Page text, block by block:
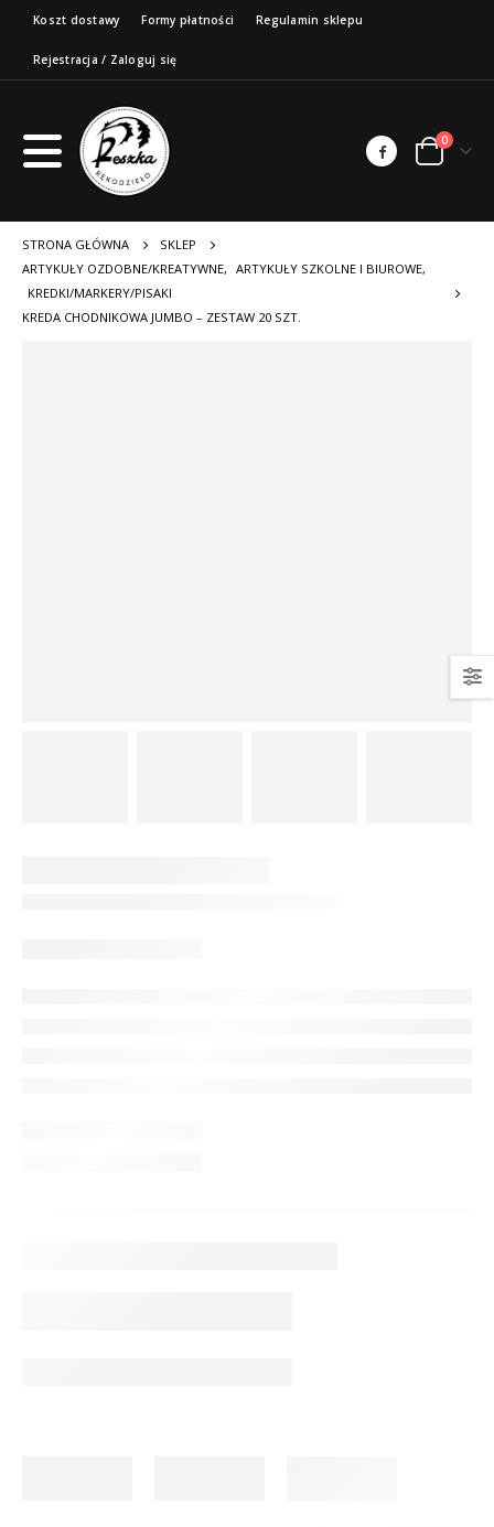
Koszt dostawy Formy płatności Regulamin sklepu
Rejestracja / Zaloguj się
0
STRONA GŁÓWNA
SKLEP
ARTYKUŁY OZDOBNE/KREATYWNE, ARTYKUŁY SZKOLNE I BIUROWE,
KREDKI/MARKERY/PISAKI
KREDA CHODNIKOWA JUMBO – ZESTAW 20 SZT.